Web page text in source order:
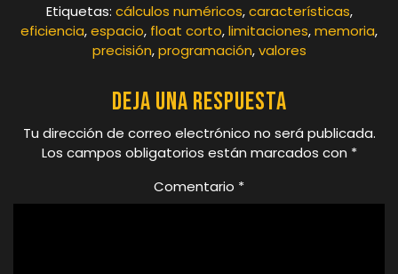
Etiquetas: cálculos numéricos,características,
eficiencia,espacio, float corto,limitaciones,memoria,
precisión,programación,valores
Deja una respuesta
Tu dirección de correo electrónico no será publicada.
Los campos obligatorios están marcados con *
Comentario *